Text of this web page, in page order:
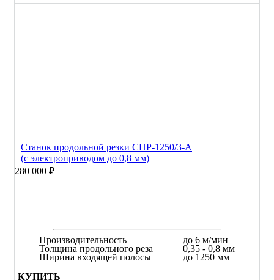
Станок продольной резки СПР-1250/3-А
(с электроприводом до 0,8 мм)
280 000 ₽
Производительность
Толщина продольного реза
Ширина входящей полосы
до 6 м/мин
0,35 - 0,8 мм
до 1250 мм
КУПИТЬ